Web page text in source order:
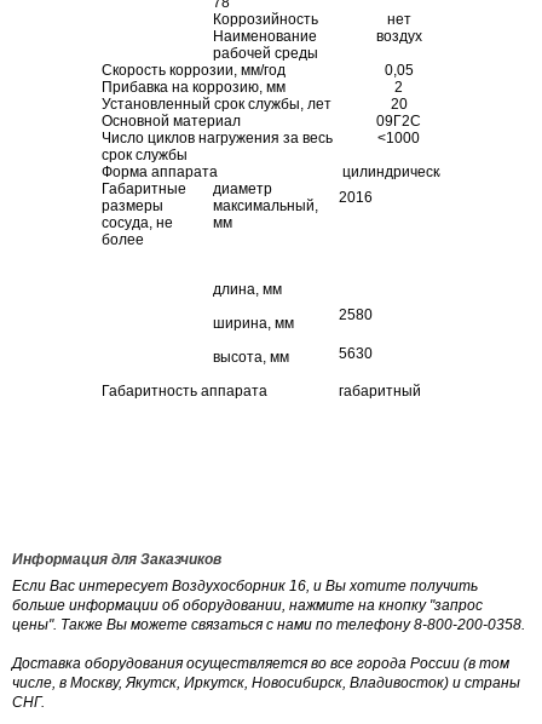
Коррозийность
нет
Наименование
рабочей среды
воздух
Скорость коррозии, мм/год
0,05
Прибавка на коррозию, мм
2
Установленный срок службы, лет
20
Основной материал
09Г2С
Число циклов нагружения за весь
срок службы
<1000
Форма аппарата
цилиндрическая
Габаритные
размеры
сосуда, не
более
диаметр
максимальный,
мм
2016
2580
5630
длина, мм
ширина, мм
высота, мм
Габаритность аппарата
габаритный
Информация для Заказчиков
Если Вас интересует Воздухосборник 16, и Вы хотите получить
больше информации об оборудовании, нажмите на кнопку "запрос
цены". Также Вы можете связаться с нами по телефону 8-800-200-0358.
Доставка оборудования осуществляется во все города России (в том
числе, в Москву, Якутск, Иркутск, Новосибирск, Владивосток) и страны
СНГ.